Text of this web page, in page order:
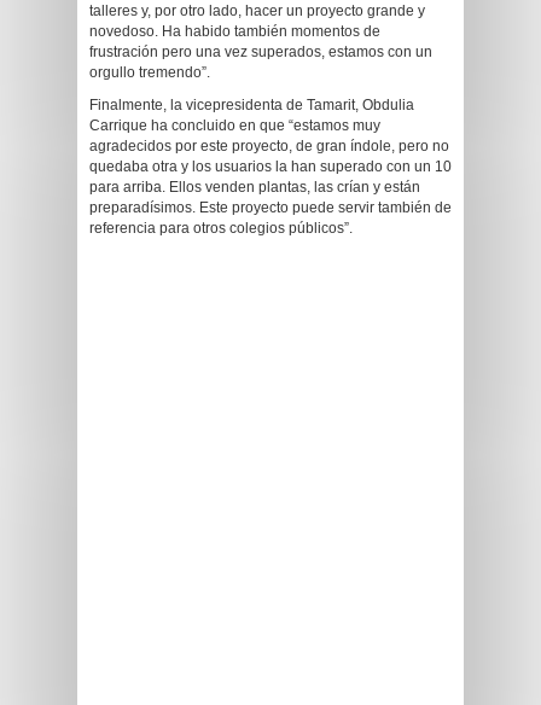
talleres y, por otro lado, hacer un proyecto grande y
novedoso. Ha habido también momentos de
frustración pero una vez superados, estamos con un
orgullo tremendo”.
Finalmente, la vicepresidenta de Tamarit, Obdulia
Carrique ha concluido en que “estamos muy
agradecidos por este proyecto, de gran índole, pero no
quedaba otra y los usuarios la han superado con un 10
para arriba. Ellos venden plantas, las crían y están
preparadísimos. Este proyecto puede servir también de
referencia para otros colegios públicos”.